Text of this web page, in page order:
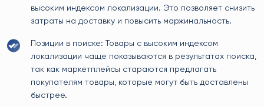
высоким индексом локализации. Это позволяет снизить
затраты на доставку и повысить маржинальность.
Позиции в поиске: Товары с высоким индексом
локализации чаще показываются в результатах поиска,
так как маркетплейсы стараются предлагать
покупателям товары, которые могут быть доставлены
быстрее.